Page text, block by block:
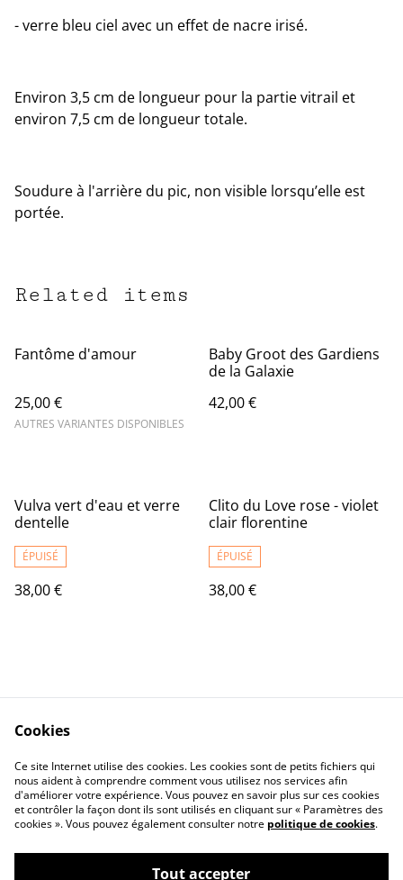
- verre bleu ciel avec un effet de nacre irisé.
Environ 3,5 cm de longueur pour la partie vitrail et
environ 7,5 cm de longueur totale.
Soudure à l'arrière du pic, non visible lorsqu’elle est
portée.
Related items
Fantôme d'amour
25,00 €
AUTRES VARIANTES DISPONIBLES
Baby Groot des Gardiens
de la Galaxie
42,00 €
Vulva vert d'eau et verre
dentelle
ÉPUISÉ
38,00 €
Clito du Love rose - violet
clair florentine
ÉPUISÉ
38,00 €
Contact Us
Legal Terms
Privacy Policy
Cookie Policy
Cookies
Ce site Internet utilise des cookies. Les cookies sont de petits fichiers qui
nous aident à comprendre comment vous utilisez nos services afin
d'améliorer votre expérience. Vous pouvez en savoir plus sur ces cookies
et contrôler la façon dont ils sont utilisés en cliquant sur « Paramètres des
cookies ». Vous pouvez également consulter notre politique de cookies.
Tout accepter